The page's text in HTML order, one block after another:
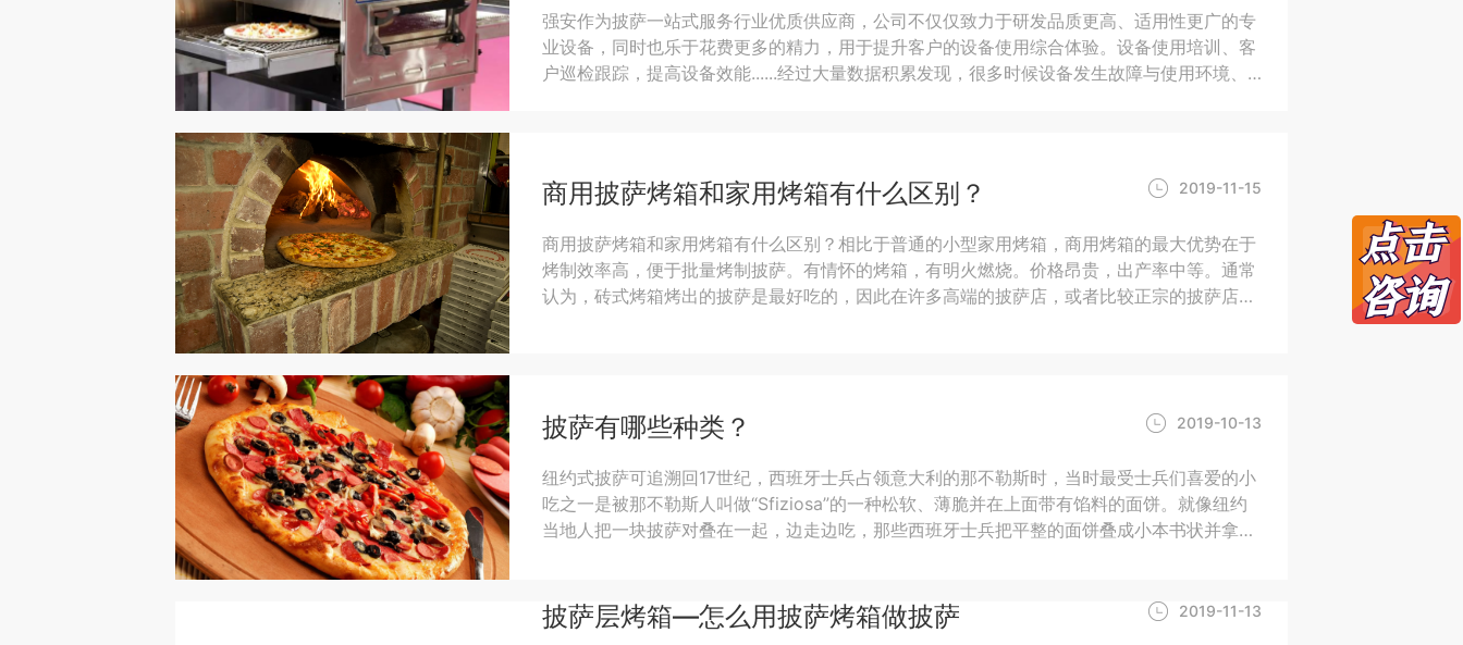
强安作为披萨一站式服务行业优质供应商，公司不仅仅致力于研发品质更高、适用性更广的专
业设备，同时也乐于花费更多的精力，用于提升客户的设备使用综合体验。设备使用培训、客
户巡检跟踪，提高设备效能......经过大量数据积累发现，很多时候设备发生故障与使用环境、
商用披萨烤箱和家用烤箱有什么区别？ 2019-11-15
商用披萨烤箱和家用烤箱有什么区别？相比于普通的小型家用烤箱，商用烤箱的最大优势在于
烤制效率高，便于批量烤制披萨。有情怀的烤箱，有明火燃烧。价格昂贵，出产率中等。通常
认为，砖式烤箱烤出的披萨是最好吃的，因此在许多高端的披萨店，或者比较正宗的披萨店，
披萨有哪些种类？ 2019-10-13
纽约式披萨可追溯回17世纪，西班牙士兵占领意大利的那不勒斯时，当时最受士兵们喜爱的小
吃之一是被那不勒斯人叫做“Sfiziosa”的一种松软、薄脆并在上面带有馅料的面饼。就像纽约
当地人把一块披萨对叠在一起，边走边吃，那些西班牙士兵把平整的面饼叠成小本书状并拿在
披萨层烤箱—怎么用披萨烤箱做披萨 2019-11-13